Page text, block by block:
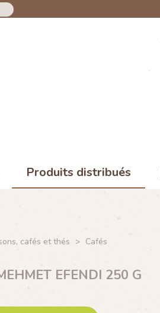
Produits distribués
cafés et thés > Cafés
EFENDI 250 G